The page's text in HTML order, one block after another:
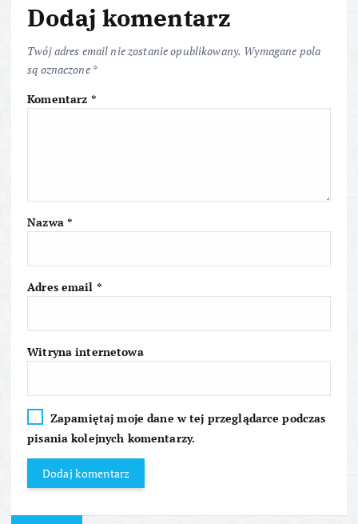
c
j
a
p
i
s
u
Dodaj komentarz
Twój adres email nie zostanie opublikowany. Wymagane pola
są oznaczone *
Komentarz *
Nazwa *
Adres email *
Witryna internetowa
Zapamiętaj moje dane w tej przeglądarce podczas
pisania kolejnych komentarzy.